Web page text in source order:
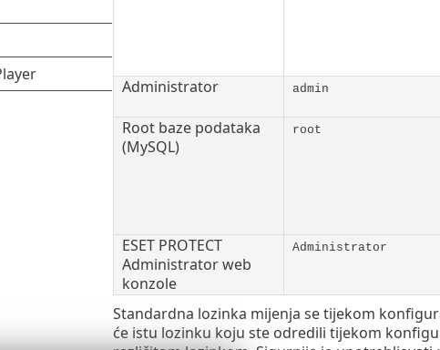
Administrator
admin
Root baze podataka
(MySQL)
root
ESET PROTECT
Administrator web
konzole
Administrator
Standardna lozinka mijenja se tijekom
će istu lozinku koju ste odredili tijekom